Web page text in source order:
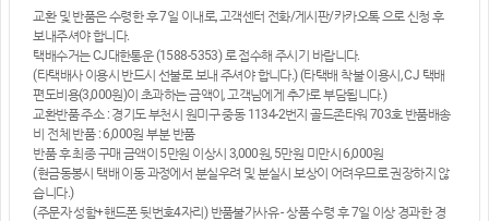
교환 및 반품은 수령한 후 7일 이내로, 고객센터 전화/게시판/카카오톡 으로 신청 후
보내주셔야 합니다.
택배수거는 CJ대한통운 (1588-5353) 로 접수해 주시기 바랍니다.
(타택배사 이용시 반드시 선불로 보내 주셔야 합니다.) (타택배 착불 이용시, CJ 택배
편도비용(3,000원)이 초과하는 금액이, 고객님에게 추가로 부담됩니다.)
교환반품 주소 : 경기도 부천시 원미구 중동 1134-2번지 골드존타워 703호 반품배송
비 전체 반품 : 6,000원 부분 반품
반품 후 최종 구매 금액이 5만원 이상시 3,000원, 5만원 미만시 6,000원
(현금동봉시 택배 이동 과정에서 분실우려 및 분실시 보상이 어려우므로 권장하지 않
습니다.)
(주문자 성함+핸드폰 뒷번호4자리) 반품불가사유 - 상품 수령 후 7일 이상 경과한 경